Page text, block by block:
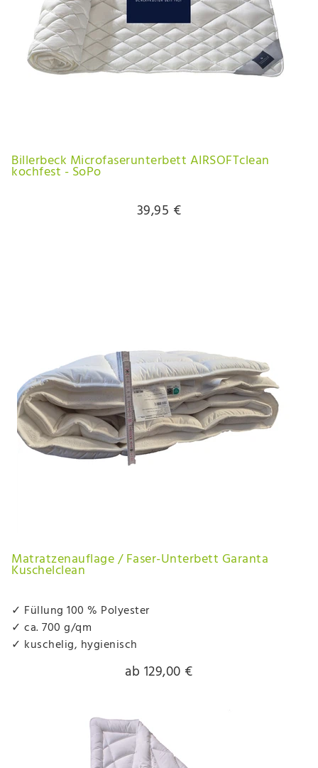
Billerbeck Microfaserunterbett AIRSOFTclean
kochfest - SoPo
39,95 €
Matratzenauflage / Faser-Unterbett Garanta
Kuschelclean
✓ Füllung 100 % Polyester
✓ ca. 700 g/qm
✓ kuschelig, hygienisch
ab 129,00 €